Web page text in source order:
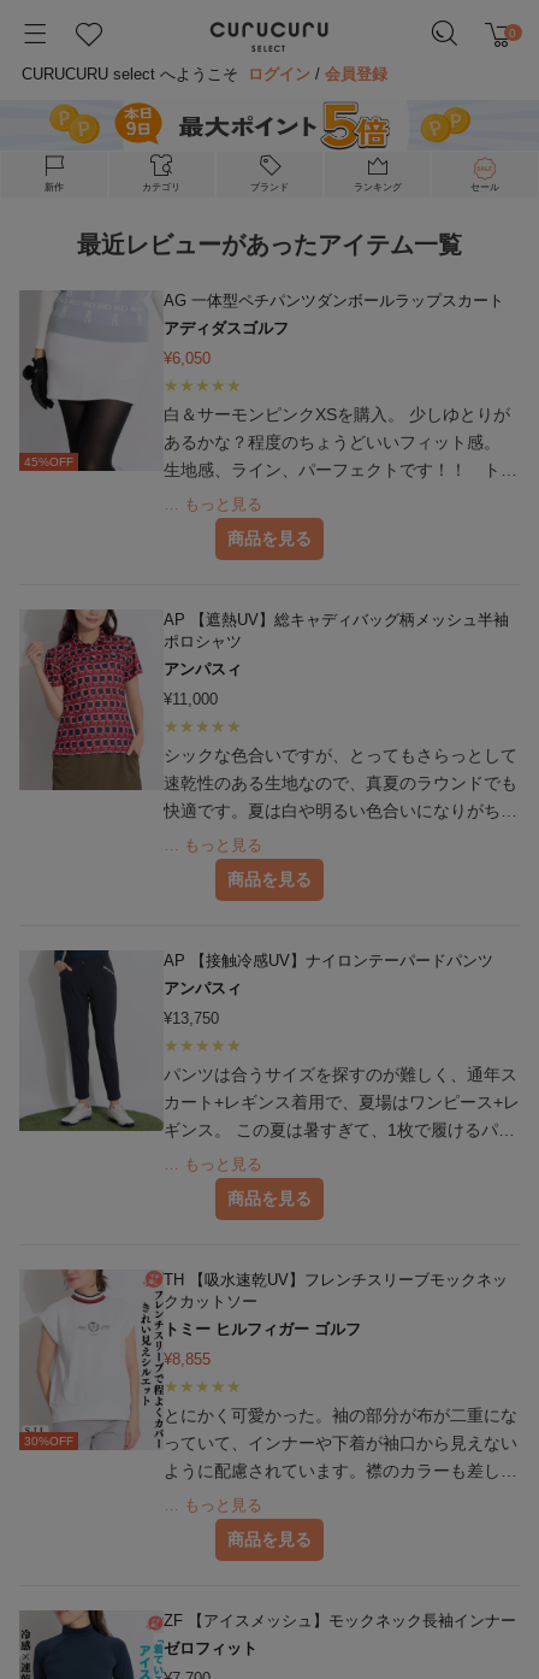
0
CURUCURU select へようこそ ログイン /会員登録
新作 カテゴリ ブランド ランキング セール
最近レビューがあったアイテム一覧
45%OFF
AG 一体型ペチパンツダンボールラップスカート
アディダスゴルフ
¥6,050
白＆サーモンピンクXSを購入。 少しゆとりが
あるかな？程度のちょうどいいフィット感。
生地感、ライン、パーフェクトです！！ トッ
プスをインしても可愛いですし、買ってよかっ
た。ラウンドが楽しみです。
… もっと見る
商品を見る
AP 【遮熱UV】総キャディバッグ柄メッシュ半袖
ポロシャツ
アンパスィ
¥11,000
シックな色合いですが、とってもさらっとして
速乾性のある生地なので、真夏のラウンドでも
快適です。夏は白や明るい色合いになりがちな
ので、コーデの幅か広がります。
… もっと見る
商品を見る
AP 【接触冷感UV】ナイロンテーパードパンツ
アンパスィ
¥13,750
パンツは合うサイズを探すのが難しく、通年ス
カート+レギンス着用で、夏場はワンピース+レ
ギンス。 この夏は暑すぎて、1枚で履けるパン
ツの方が涼しいかも？と、小さいサイズを探
し、他にも色々試した中で、唯一このアンパス
ィのSサイズだけが合いました。 ラウンドに履
てもべたつかず、快適。 足首から風が通るの
で、涼しく感じます。 レトロブルーは、鮮や
かなスカイブルーで、爽やかです。
… もっと見る
商品を見る
30%OFF
TH 【吸水速乾UV】フレンチスリーブモックネッ
クカットソー
トミー ヒルフィガー ゴルフ
¥8,855
とにかく可愛かった。袖の部分が布が二重にな
っていて、インナーや下着が袖口から見えない
ように配慮されています。襟のカラーも差し色
でおしゃれです。
… もっと見る
商品を見る
ZF 【アイスメッシュ】モックネック長袖インナー
ゼロフィット